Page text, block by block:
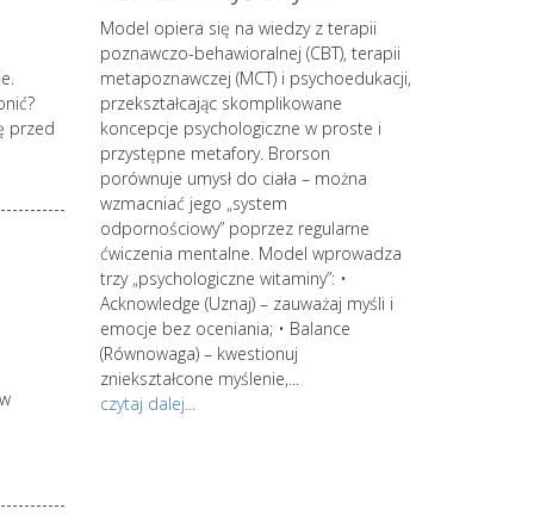
przed
depresji.
z
lub
Model opiera się na wiedzy z terapii
poznawczo-behawioralnej (CBT), terapii
metapoznawczej (MCT) i psychoedukacji,
przekształcając skomplikowane
koncepcje psychologiczne w proste i
przystępne metafory. Brorson
porównuje umysł do ciała – można
wzmacniać jego „system
odpornościowy” poprzez regularne
ćwiczenia mentalne. Model wprowadza
trzy „psychologiczne witaminy”: •
Acknowledge (Uznaj) – zauważaj myśli i
emocje bez oceniania; • Balance
(Równowaga) – kwestionuj
zniekształcone myślenie,...
czytaj dalej...